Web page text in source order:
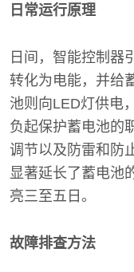
日常运行原理
日间，智能控制器
转化为电能，并给
池则向LED灯供电
负起保护蓄电池的
调节以及防雷和防
显著延长了蓄电池
亮三至五日。
故障排查方法